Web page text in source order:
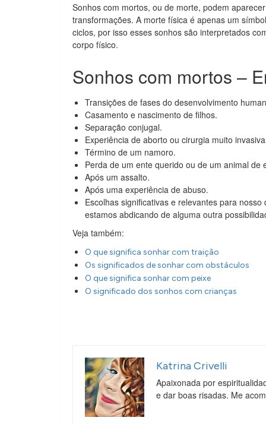
Sonhos com mortos, ou de morte, podem
transformações. A morte física é apenas um
ciclos, por isso esses sonhos são interpretados
corpo físico.
Sonhos com mortos –
Transições de fases do desenvolvimento
Casamento e nascimento de filhos.
Separação conjugal.
Experiência de aborto ou cirurgia muito
Término de um namoro.
Perda de um ente querido ou de um animal de
Após um assalto.
Após uma experiência de abuso.
Escolhas significativas e relevantes para
estamos abdicando de alguma outra
Veja também:
O que significa sonhar com traição
Os significados de sonhar com obstáculos
O que significa sonhar com peixe
O significado dos sonhos com crianças
Katrina Crivelli
Apaixonada por
e dar boas risadas. Me